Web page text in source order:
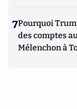
7Pourquoi
des comptes
Mélenchon à